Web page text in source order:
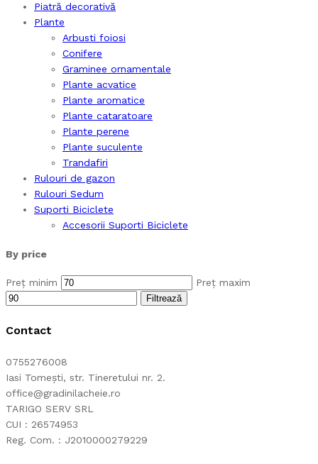
Piatră decorativă
Plante
Arbusti foiosi
Conifere
Graminee ornamentale
Plante acvatice
Plante aromatice
Plante cataratoare
Plante perene
Plante suculente
Trandafiri
Rulouri de gazon
Rulouri Sedum
Suporti Biciclete
Accesorii Suporti Biciclete
By price
Preț minim Preț maxim
Filtrează
Contact
0755276008
Iasi Tomești, str. Tineretului nr. 2.
office@gradinilacheie.ro
TARIGO SERV SRL
CUI : 26574953
Reg. Com. : J2010000279229